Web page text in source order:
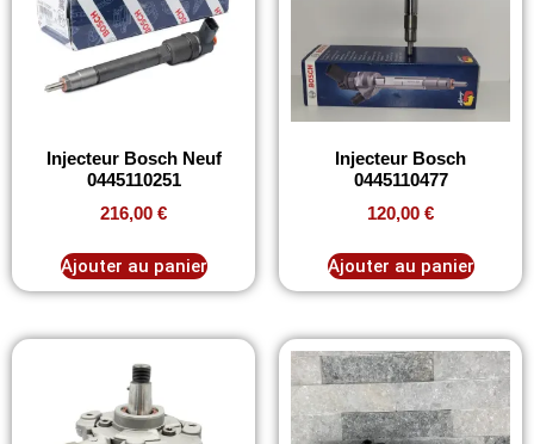
Injecteur Bosch Neuf
0445110251
216,00 €
Ajouter au panier
Injecteur Bosch
0445110477
120,00 €
Ajouter au panier